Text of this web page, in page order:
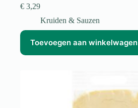
€ 3,29
Kruiden & Sauzen
Toevoegen aan winkelwagen